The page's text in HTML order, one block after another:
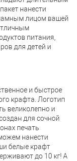
нанести
лицом вашей
питания,
для детей и
и быстрое
крафта. Логотип
великолепно и
для сочной
печать
нанести
белые крафт
до 10 кг! А